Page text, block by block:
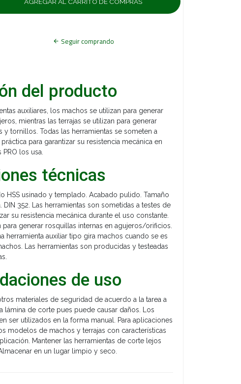
Seguir comprando
del producto
auxiliares, los machos se utilizan para generar
mientras las terrajas se utilizan para generar
y tornillos. Todas las herramientas se someten a
para garantizar su resistencia mecánica en
los usa.
técnicas
HSS usinado y templado. Acabado pulido. Tamaño
DIN 352. Las herramientas son sometidas a testes de
su resistencia mecánica durante el uso constante.
para generar rosquillas internas en agujeros/orificios.
herramienta auxiliar tipo gira machos cuando se es
Las herramientas son producidas y testeadas
de uso
materiales de seguridad de acuerdo a la tarea a
lámina de corte pues puede causar daños. Los
ser utilizados en la forma manual. Para aplicaciones
modelos de machos y terrajas con características
Mantener las herramientas de corte lejos
en un lugar limpio y seco.